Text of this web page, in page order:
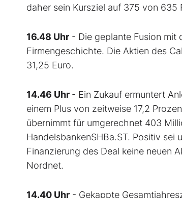
daher sein Kursziel auf 375 von 635
16.48 Uhr - Die geplante Fusion mit
Firmengeschichte. Die Aktien des
31,25 Euro.
14.46 Uhr - Ein Zukauf ermuntert
einem Plus von zeitweise 17,2
übernimmt für umgerechnet 403
HandelsbankenSHBa.ST. Positiv
Finanzierung des Deal keine neuen
Nordnet.
14.40 Uhr - Gekappte